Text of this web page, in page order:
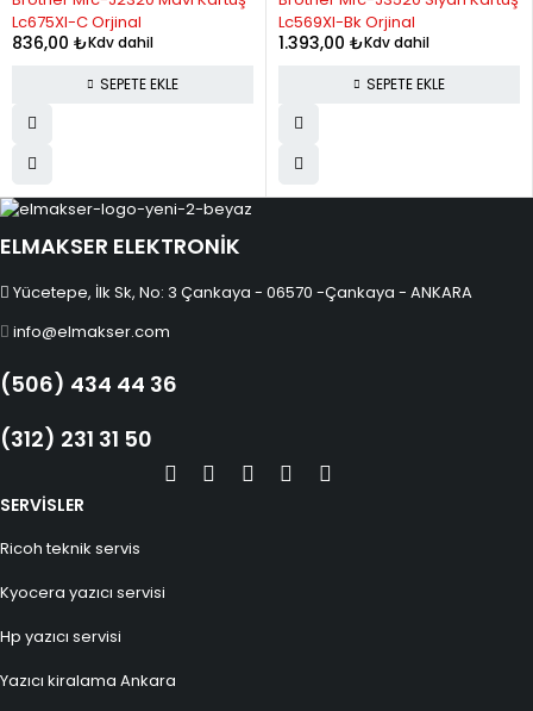
12 196.60 2,359.18
Lc675Xl-C Orjinal
836,00 ₺Kdv dahil
SEPETE EKLE
Lc569Xl-Bk Orjinal
1.393,00 ₺Kdv dahil
SEPETE EKLE
ELMAKSER ELEKTRONİK
Yücetepe, İlk Sk, No: 3 Çankaya - 06570 -Çankaya - ANKARA
info@elmakser.com
(506) 434 44 36
(312) 231 31 50
SERVİSLER
Ricoh teknik servis
Kyocera yazıcı servisi
Hp yazıcı servisi
Yazıcı kiralama Ankara